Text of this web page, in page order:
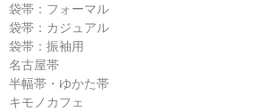
袋帯：フォーマル
袋帯：カジュアル
袋帯：振袖用
名古屋帯
半幅帯・ゆかた帯
キモノカフェ